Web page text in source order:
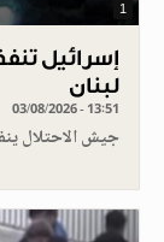
1
إسرائيل
لبنان
03/08/2026 - 13:51
جيش الاحتلال